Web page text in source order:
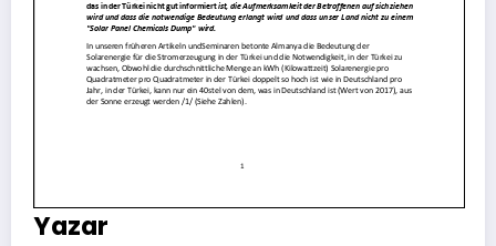
Yazar